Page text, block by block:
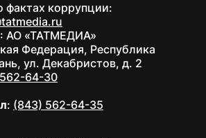
коррупции:
АО «ТАТМЕДИА»
Федерация, Республика
ул. Декабристов, д. 2
64-30
: (843) 562-64-35